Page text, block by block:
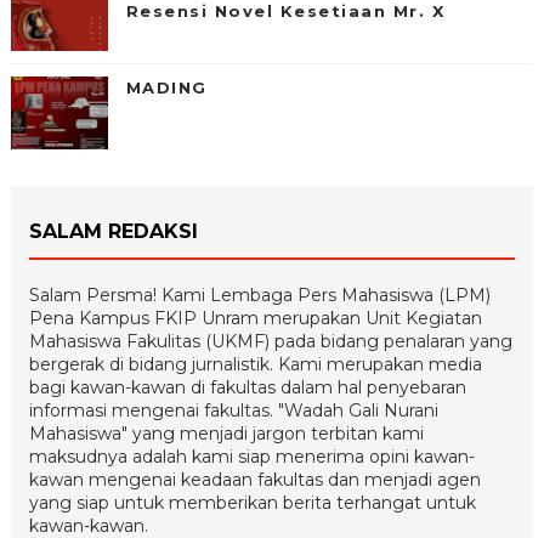
Resensi Novel Kesetiaan Mr. X
MADING
SALAM REDAKSI
Salam Persma! Kami Lembaga Pers Mahasiswa (LPM)
Pena Kampus FKIP Unram merupakan Unit Kegiatan
Mahasiswa Fakulitas (UKMF) pada bidang penalaran yang
bergerak di bidang jurnalistik. Kami merupakan media
bagi kawan-kawan di fakultas dalam hal penyebaran
informasi mengenai fakultas. "Wadah Gali Nurani
Mahasiswa" yang menjadi jargon terbitan kami
maksudnya adalah kami siap menerima opini kawan-
kawan mengenai keadaan fakultas dan menjadi agen
yang siap untuk memberikan berita terhangat untuk
kawan-kawan.